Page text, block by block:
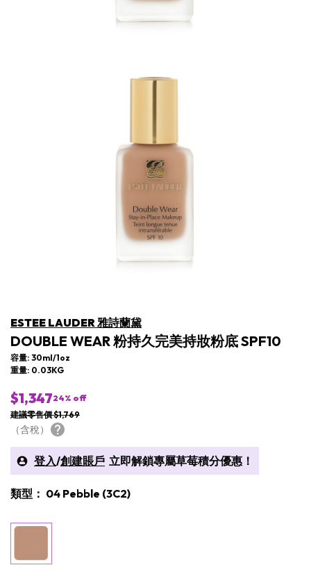
ESTEE LAUDER 雅詩蘭黛
DOUBLE WEAR 粉持久完美持妝粉底 SPF10
容量: 30ml/1oz
重量: 0.03KG
$1,34724% off
建議零售價 $1,769
（含稅）
登入/創建賬戶 立即解鎖專屬草莓積分優惠！
類型： 04 Pebble (3C2)